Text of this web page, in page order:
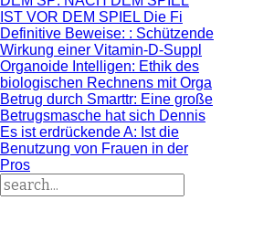
IST VOR DEM SPIEL Die Fi
Definitive Beweise: : Schützende
Wirkung einer Vitamin-D-Suppl
Organoide Intelligen: Ethik des
biologischen Rechnens mit Orga
Betrug durch Smarttr: Eine große
Betrugsmasche hat sich Dennis
Es ist erdrückende A: Ist die
Benutzung von Frauen in der
Pros